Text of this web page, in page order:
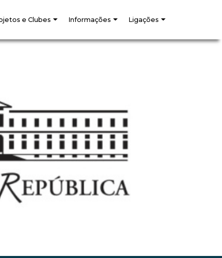
e Clubes Informações Ligações